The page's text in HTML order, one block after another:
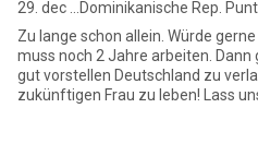
29. dec ...Dominikanische Rep.
Zu lange schon allein. Würde
muss noch 2 Jahre arbeiten. Dann
gut vorstellen Deutschland zu
zukünftigen Frau zu leben! Lass